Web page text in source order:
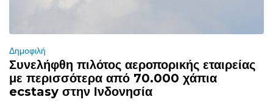
Δημοφιλή
Συνελήφθη πιλότος αεροπορικής εταιρείας
με περισσότερα από 70.000 χάπια
ecstasy στην Ινδονησία